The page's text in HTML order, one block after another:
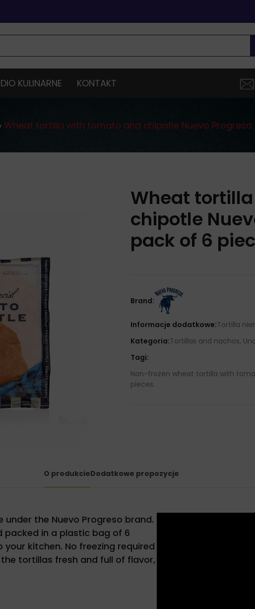
KULINARNE KONTAKT
Wheat tortilla with tomato and chipotle Nuevo
Wheat
chipotle
pack of 6
Brand:
Informacje dodatkowe:Tortilla
Kategoria:Tortillas and nachos,
Tagi:
Non-frozen wheat tortilla with
pieces.
O produkcieDodatkowe propozycje
the Nuevo Progreso brand.
packed in a plastic bag of 6
kitchen. No freezing required
tortillas fresh and full of flavor,